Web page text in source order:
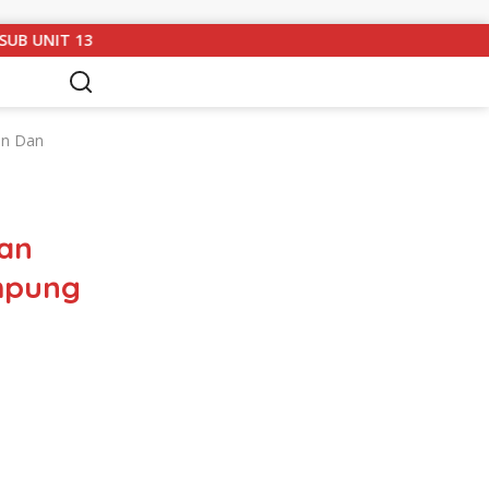
UTARA GELAR RAPAT KOORDINASI DAN SILATURAHMI
Dan